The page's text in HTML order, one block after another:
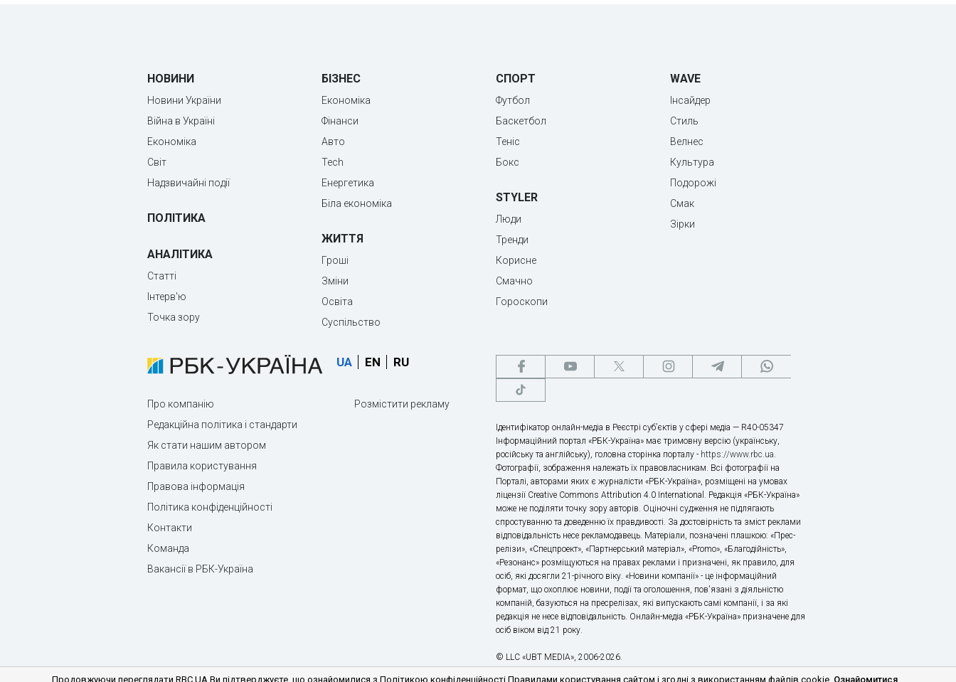
НОВИНИ
Новини України
Війна в Україні
Економіка
Світ
Надзвичайні події
ПОЛІТИКА
АНАЛІТИКА
Статті
Інтерв'ю
Точка зору
БІЗНЕС
Економіка
Фінанси
Авто
Tech
Енергетика
Біла економіка
ЖИТТЯ
Гроші
Зміни
Освіта
Суспільство
СПОРТ
Футбол
Баскетбол
Теніс
Бокс
STYLER
Люди
Тренди
Корисне
Смачно
Гороскопи
WAVE
Інсайдер
Стиль
Велнес
Культура
Подорожі
Смак
Зірки
UA EN RU
Про компанію
Редакційна політика і стандарти
Як стати нашим автором
Правила користування
Правова інформація
Політика конфіденційності
Контакти
Команда
Вакансії в РБК-Україна
Розмістити рекламу
Ідентифікатор онлайн-медіа в Реєстрі суб’єктів у сфері медіа — R40-05347
Інформаційний портал «РБК-Україна» має тримовну версію (українську,
російську та англійську), головна сторінка порталу - https://www.rbc.ua.
Фотографії, зображення належать їх правовласникам. Всі фотографії на
Порталі, авторами яких є журналісти «РБК-Україна», розміщені на умовах
ліцензії Creative Commons Attribution 4.0 International. Редакція «РБК-Україна»
може не поділяти точку зору авторів. Оціночні судження не підлягають
спростуванню та доведенню їх правдивості. За достовірність та зміст реклами
відповідальність несе рекламодавець. Матеріали, позначені плашкою: «Прес-
релізи», «Спецпроект», «Партнерський матеріал», «Promo», «Благодійність»,
«Резонанс» розміщуються на правах реклами і призначені, як правило, для
осіб, які досягли 21-річного віку. «Новини компанії» - це інформаційний
формат, що охоплює новини, події та оголошення, пов'язані з діяльністю
компаній, базуються на пресрелізах, які випускають самі компанії, і за які
редакція не несе відповідальність. Онлайн-медіа «РБК-Україна» призначене для
осіб віком від 21 року.
© LLC «UBT MEDIA», 2006-2026.
Продовжуючи переглядати RBC.UA Ви підтверджуєте, що ознайомилися з Політикою конфіденційності Правилами користування сайтом і згодні з використанням файлів cookie. Ознайомитися